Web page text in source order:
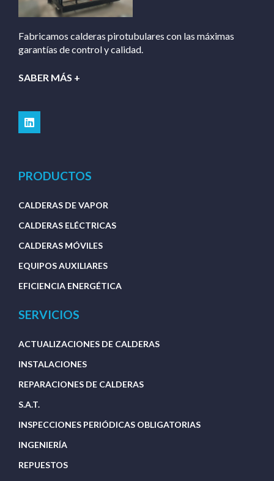
Fabricamos calderas pirotubulares con las máximas
garantías de control y calidad.
SABER MÁS +
PRODUCTOS
CALDERAS DE VAPOR
CALDERAS ELÉCTRICAS
CALDERAS MÓVILES
EQUIPOS AUXILIARES
EFICIENCIA ENERGÉTICA
SERVICIOS
ACTUALIZACIONES DE CALDERAS
INSTALACIONES
REPARACIONES DE CALDERAS
S.A.T.
INSPECCIONES PERIÓDICAS OBLIGATORIAS
INGENIERÍA
REPUESTOS